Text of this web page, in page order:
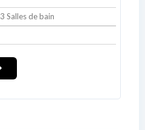
3 Salles de bain